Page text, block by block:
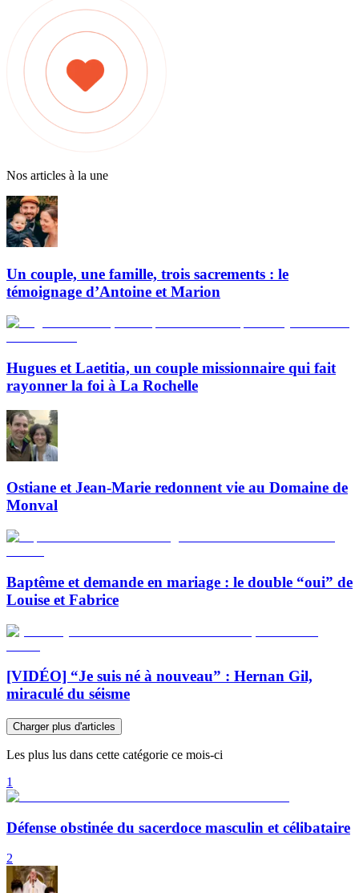
Nos articles à la une
Un couple, une famille, trois sacrements : le
témoignage d’Antoine et Marion
Hugues et Laetitia, un couple missionnaire qui fait
rayonner la foi à La Rochelle
Ostiane et Jean-Marie redonnent vie au Domaine de
Monval
Baptême et demande en mariage : le double “oui” de
Louise et Fabrice
[VIDÉO] “Je suis né à nouveau” : Hernan Gil,
miraculé du séisme
Charger plus d'articles
Les plus lus dans cette catégorie ce mois-ci
1
Défense obstinée du sacerdoce masculin et célibataire
2